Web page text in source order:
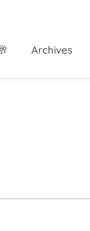
Archives